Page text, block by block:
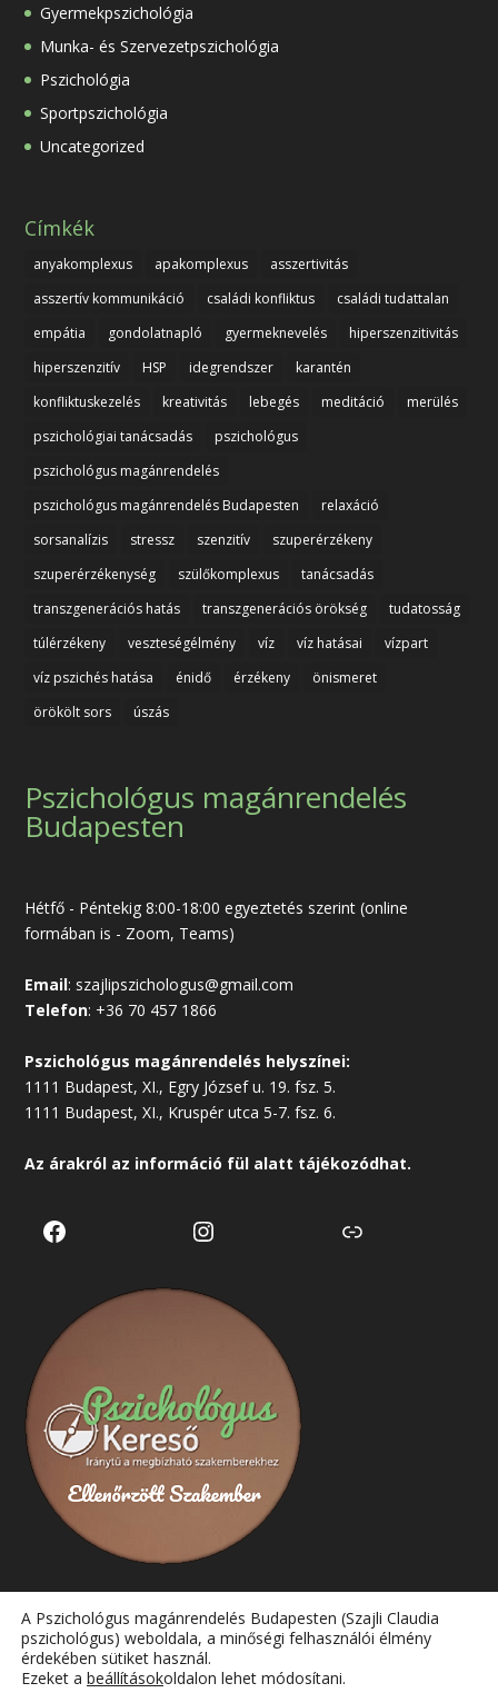
Gyermekpszichológia
Munka- és Szervezetpszichológia
Pszichológia
Sportpszichológia
Uncategorized
Címkék
anyakomplexus apakomplexus
asszertivitás
asszertív kommunikáció
családi konfliktus
családi tudattalan
empátia
gondolatnapló gyermeknevelés
hiperszenzitivitás
hiperszenzitív
HSP idegrendszer
karantén
konfliktuskezelés
kreativitás lebegés meditáció
merülés
pszichológiai tanácsadás
pszichológus
pszichológus magánrendelés
pszichológus magánrendelés Budapesten
relaxáció
sorsanalízis
stressz szenzitív
szuperérzékeny
szuperérzékenység
szülőkomplexus
tanácsadás
transzgenerációs hatás
transzgenerációs örökség
tudatosság
túlérzékeny
veszteségélmény víz víz hatásai
vízpart
víz pszichés hatása
énidő érzékeny
önismeret
örökölt sors
úszás
Pszichológus magánrendelés
Budapesten
Hétfő - Péntekig 8:00-18:00 egyeztetés szerint (online
formában is - Zoom, Teams)
Email: szajlipszichologus@gmail.com
Telefon: +36 70 457 1866
Pszichológus magánrendelés helyszínei:
1111 Budapest, XI., Egry József u. 19. fsz. 5.
1111 Budapest, XI., Kruspér utca 5-7. fsz. 6.
Az árakról az információ fül alatt tájékozódhat.
Facebook Instagram Link
A Pszichológus magánrendelés Budapesten (Szajli Claudia
pszichológus) weboldala, a minőségi felhasználói élmény
érdekében sütiket használ.
Ezeket a beállításokoldalon lehet módosítani.